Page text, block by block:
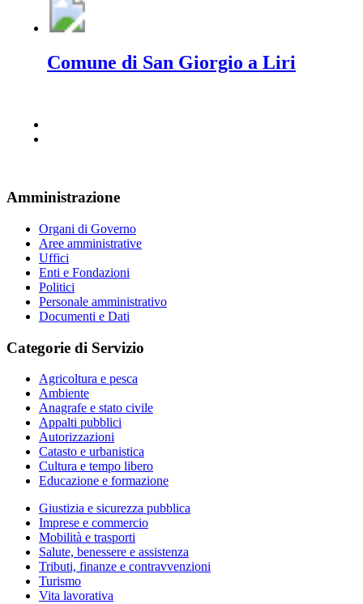
Comune di San Giorgio a Liri
Amministrazione
Organi di Governo
Aree amministrative
Uffici
Enti e Fondazioni
Politici
Personale amministrativo
Documenti e Dati
Categorie di Servizio
Agricoltura e pesca
Ambiente
Anagrafe e stato civile
Appalti pubblici
Autorizzazioni
Catasto e urbanistica
Cultura e tempo libero
Educazione e formazione
Giustizia e sicurezza pubblica
Imprese e commercio
Mobilità e trasporti
Salute, benessere e assistenza
Tributi, finanze e contravvenzioni
Turismo
Vita lavorativa